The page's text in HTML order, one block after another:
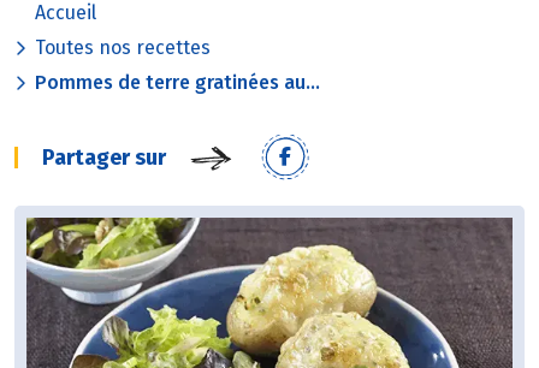
Accueil
Toutes nos recettes
Pommes de terre gratinées au...
Partager sur